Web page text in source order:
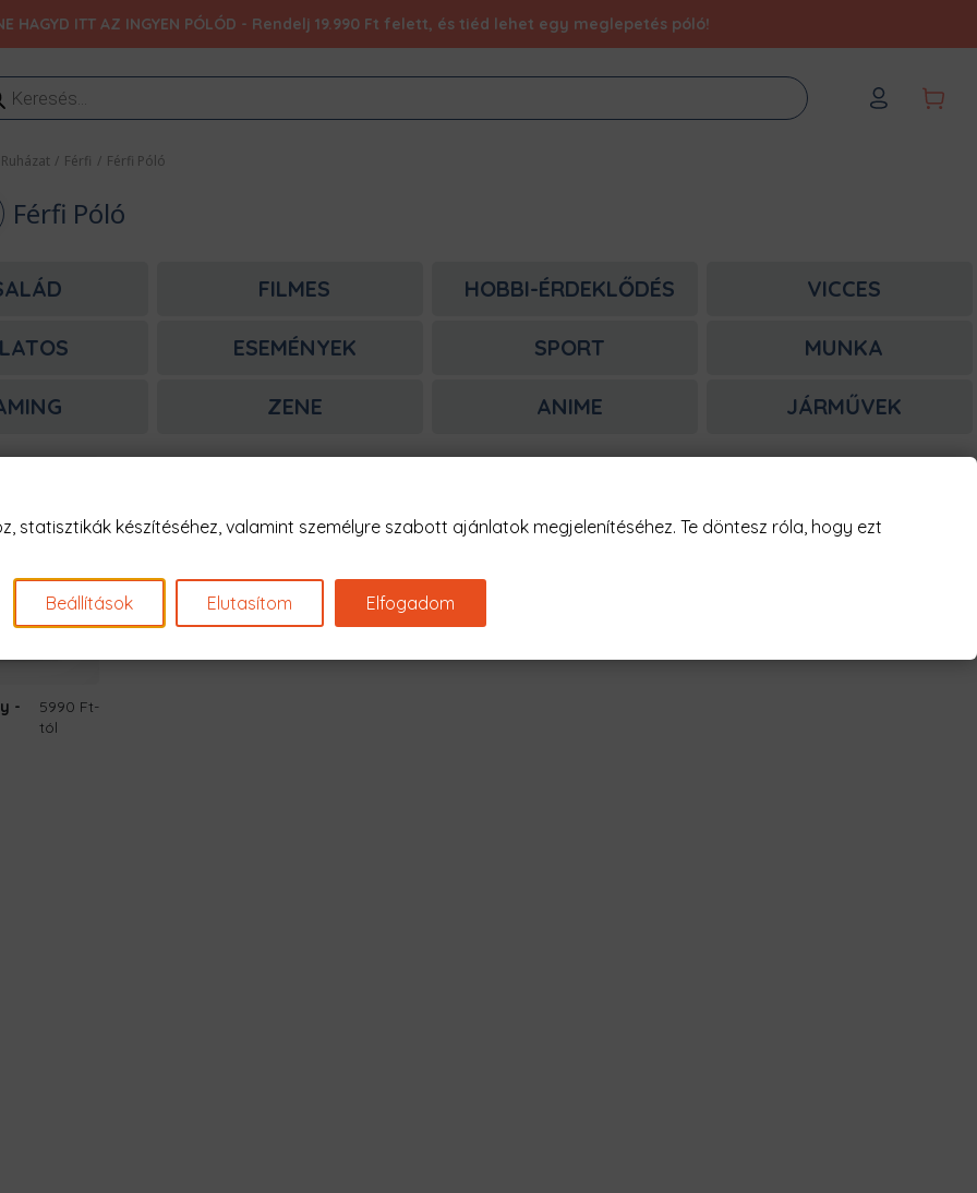
HAGYD ITT AZ INGYEN PÓLÓD - Rendelj 19.990 Ft felett, és tiéd lehet egy meglepetés póló!
Ruházat / Férfi / Férfi Póló
Férfi Póló
FILMES HOBBI-ÉRDEKLŐDÉS VICCES
ESEMÉNYEK SPORT MUNKA
ZENE ANIME JÁRMŰVEK
-
5990 Ft-
tól
statisztikák készítéséhez, valamint személyre szabott ajánlatok megjelenítéséhez. Te döntesz róla, hogy ezt
Beállítások Elutasítom Elfogadom